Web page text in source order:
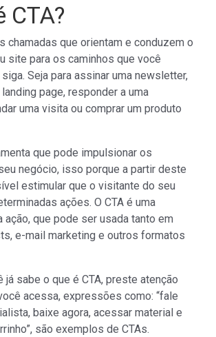
CTA?
chamadas que orientam e conduzem o
site para os caminhos que você
Seja para assinar uma newsletter,
page, responder a uma
uma visita ou comprar um produto
que pode impulsionar os
negócio, isso porque a partir deste
estimular que o visitante do seu
ações. O CTA é uma
ação, que pode ser usada tanto em
e-mail marketing e outros formatos
já sabe o que é CTA, preste atenção
acessa, expressões como: “fale
baixe agora, acessar material e
são exemplos de CTAs.